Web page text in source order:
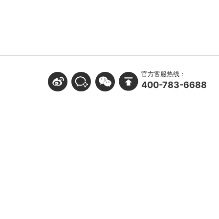
官方客服热线：
400-783-6688